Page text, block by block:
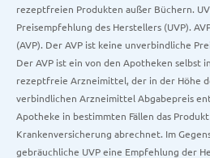
rezeptfreien Produkten außer Büchern.
Preisempfehlung des Herstellers (UVP).
(AVP). Der AVP ist keine unverbindliche
Der AVP ist ein von den Apotheken selbst
rezeptfreie Arzneimittel, der in der Höhe
verbindlichen Arzneimittel Abgabepreis
Apotheke in bestimmten Fällen das
Krankenversicherung abrechnet. Im
gebräuchliche UVP eine Empfehlung der